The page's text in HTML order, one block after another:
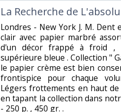
‎La Recherche de L'absolu‎
‎Londres - New York J. M. Dent
clair avec papier marbré
d'un décor frappé à froid ,
supérieure bleue . Collection "
le papier crème est bien
frontispice pour chaque
Légers frottements en haut
en tapant la collection dans
- 250 p. , 450 gr. .‎